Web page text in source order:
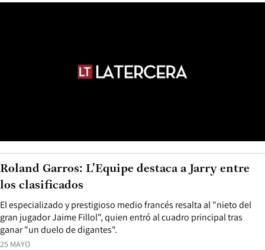
25 MAYO
El especializado y prestigioso medio francés resalta al "nieto del
gran jugador Jaime Fillol", quien entró al cuadro principal tras
ganar "un duelo de digantes".
Roland Garros: L'Equipe destaca a Jarry entre
los clasificados